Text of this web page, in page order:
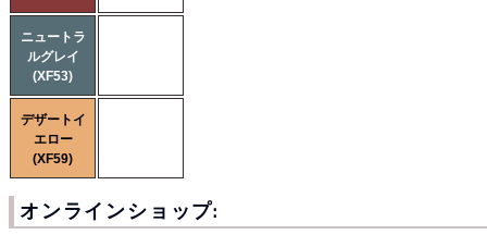
ニュートラ
ルグレイ
(XF53)
デザートイ
エロー
(XF59)
オンラインショップ: